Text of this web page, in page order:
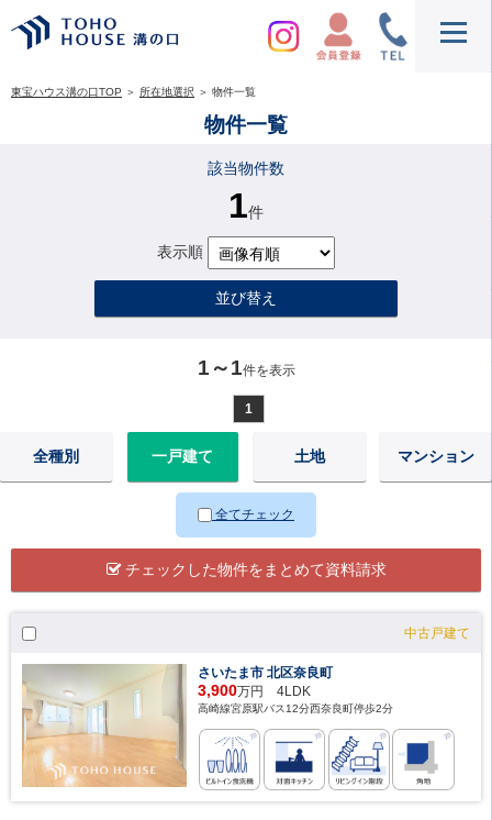
東宝ハウス溝の口TOP ＞ 所在地選択 ＞ 物件一覧
物件一覧
該当物件数
1件
表示順
並び替え
1～1件を表示
1
全種別 一戸建て 土地 マンション
全てチェック
チェックした物件をまとめて資料請求
中古戸建て
さいたま市 北区奈良町
3,900万円 4LDK
高崎線宮原駅バス12分西奈良町停歩2分